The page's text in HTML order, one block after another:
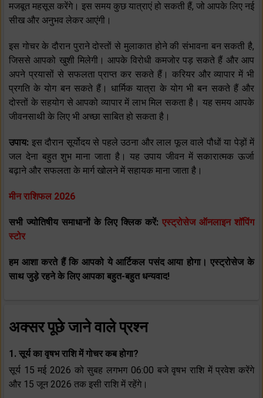
मजबूत महसूस करेंगे। इस समय कुछ यात्राएं हो सकती हैं, जो आपके लिए नई
सीख और अनुभव लेकर आएंगी।
इस गोचर के दौरान पुराने दोस्तों से मुलाकात होने की संभावना बन सकती है,
जिससे आपको खुशी मिलेगी। आपके विरोधी कमजोर पड़ सकते हैं और आप
अपने प्रयासों से सफलता प्राप्त कर सकते हैं। करियर और व्यापार में भी
प्रगति के योग बन सकते हैं। धार्मिक यात्रा के योग भी बन सकते हैं और
दोस्तों के सहयोग से आपको व्यापार में लाभ मिल सकता है। यह समय आपके
जीवनसाथी के लिए भी अच्छा साबित हो सकता है।
उपाय: इस दौरान सूर्योदय से पहले उठना और लाल फूल वाले पौधों या पेड़ों में
जल देना बहुत शुभ माना जाता है। यह उपाय जीवन में सकारात्मक ऊर्जा
बढ़ाने और सफलता के मार्ग खोलने में सहायक माना जाता है।
मीन राशिफल 2026
सभी ज्योतिषीय समाधानों के लिए क्लिक करें: एस्ट्रोसेज ऑनलाइन शॉपिंग
स्टोर
हम आशा करते हैं कि आपको ये आर्टिकल पसंद आया होगा। एस्ट्रोसेज के
साथ जुड़े रहने के लिए आपका बहुत-बहुत धन्यवाद!
अक्सर पूछे जाने वाले प्रश्न
1. सूर्य का वृषभ राशि में गोचर कब होगा?
सूर्य 15 मई 2026 को सुबह लगभग 06:00 बजे वृषभ राशि में प्रवेश करेंगे
और 15 जून 2026 तक इसी राशि में रहेंगे।